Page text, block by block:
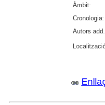
Àmbit:
Cronologia:
Autors